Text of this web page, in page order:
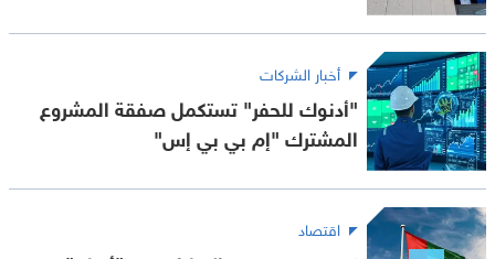
أخبار الشركات
"أدنوك للحفر" تستكمل صفقة المشروع
المشترك "إم بي بي إس"
اقتصاد